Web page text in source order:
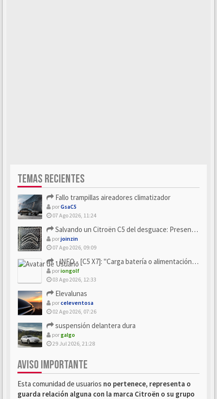
TEMAS RECIENTES
Fallo trampillas aireadores climatizador
porGsaC5
07 Ago 2026, 11:24
Salvando un Citroën C5 del desguace: Presentación y seguimiento
porjoinzin
07 Ago 2026, 09:09
- INFO - [C5 X7]: "Carga batería o alimentación eléctri...
poriongolf
03 Ago 2026, 12:33
Elevalunas
porceleventosa
02 Ago 2026, 07:26
suspensión delantera dura
porgalgo
29 Jul 2026, 21:28
AVISO IMPORTANTE
Esta comunidad de usuarios no pertenece, representa o
guarda relación alguna con la marca Citroën o su grupo